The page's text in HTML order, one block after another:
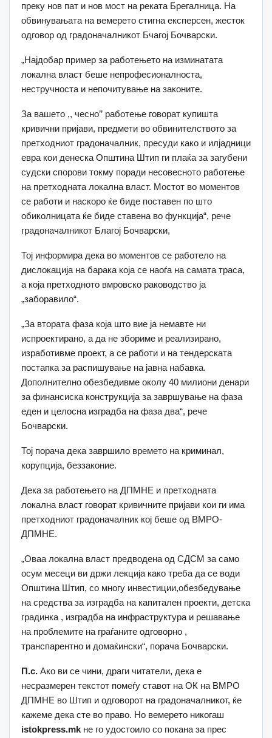
преку нов пат и нов мост на реката Брегалница. На
обвинувањата на вемерето стигна експерсен, жесток
одговор од градоначалникот Бчагој Бочварски.
„Најдобар пример за работењето на изминатата
локална власт беше непрофесионалноста,
нестручноста и непочитување на законите.
За вашето ,, чесно’’ работење говорат купишта
кривични пријави, предмети во обвинителството за
претходниот градоначалник, пресуди како и илјадници
евра кои денеска Општина Штип ги плаќа за загубени
судски спорови токму поради несовесното работење
на претходната локална власт. Мостот во моментов
се работи и наскоро ќе биде поставен по што
обиколницата ќе биде ставена во функција“, рече
градоначалникот Благој Бочварски,
Тој информира дека во моментов се работело на
дислокација на барака која се наоѓа на самата траса,
а која претходното вмровско раководство ја
„заборавило“.
„За втората фаза која што вие ја немавте ни
испроектирано, а да не збориме и реализирано,
изработивме проект, а се работи и на тендерската
постапка за распишување на јавна набавка.
Дополнително обезбедивме околу 40 милиони денари
за финансиска конструкција за завршување на фаза
еден и целосна изградба на фаза два“, рече
Бочварски.
Тој порача дека завршило времето на криминал,
корупција, беззаконие.
Дека за работењето на ДПМНЕ и претходната
локална власт говорат кривичните пријави кои ги има
претходниот градоначалник кој беше од ВМРО-
ДПМНЕ.
„Оваа локална власт предводена од СДСМ за само
осум месеци ви држи лекција како треба да се води
Општина Штип, со многу инвестиции,обезбедување
на средства за изградба на капитален проекти, детска
градинка , изградба на инфраструктура и решавање
на проблемите на граѓаните одговорно ,
транспарентно и домаќински“, порача Бочварски.
П.с. Ако ви се чини, драги читатели, дека е
несразмерен текстот помеѓу ставот на ОК на ВМРО
ДПМНЕ во Штип и одговорот на градоначалникот, ќе
кажеме дека сте во право. Но вемерето никогаш
istokpress.mk не го удостоило со покана за прес